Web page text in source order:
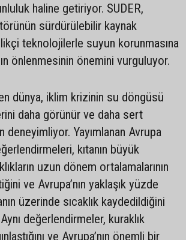
haline getiriyor. SUDER,
sürdürülebilir kaynak
teknolojilerle suyun korunmasına
önlenmesinin önemini vurguluyor.
dünya, iklim krizinin su döngüsü
daha görünür ve daha sert
deneyimliyor. Yayımlanan Avrupa
kıtanın büyük
uzun dönem ortalamalarının
ve Avrupa’nın yaklaşık yüzde
üzerinde sıcaklık kaydedildiğini
değerlendirmeler, kuraklık
ve Avrupa’nın önemli bir